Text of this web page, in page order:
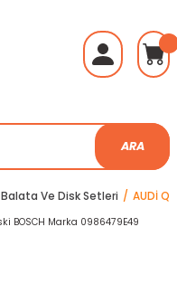
ARA
Balata Ve Disk Setleri AUDİ